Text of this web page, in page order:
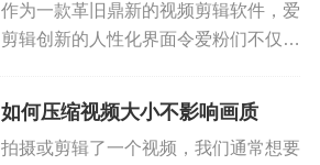
作为一款革旧鼎新的视频剪辑软件，爱
剪辑创新的人性化界面令爱粉们不仅能
时间学习，且爱剪辑超乎寻常的启动速
度、运行速度也使爱粉们视频剪辑过程
更加快速、得心应手！按照如下步...
如何压缩视频大小不影响画质
拍摄或剪辑了一个视频，我们通常想要